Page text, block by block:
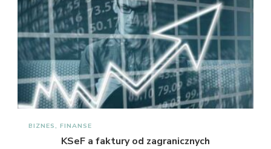
BIZNES, FINANSE
KSeF a faktury od zagranicznych